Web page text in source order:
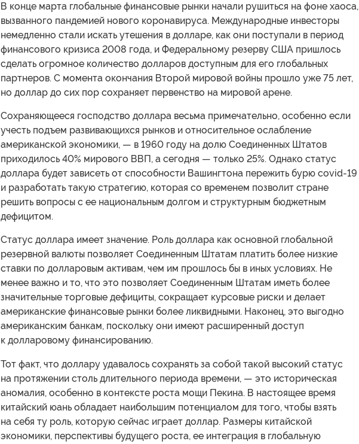
В конце марта глобальные финансовые рынки начали рушиться на фоне хаоса,
вызванного пандемией нового коронавируса. Международные инвесторы
немедленно стали искать утешения в долларе, как они поступали в период
финансового кризиса 2008 года, и Федеральному резерву США пришлось
сделать огромное количество долларов доступным для его глобальных
партнеров. С момента окончания Второй мировой войны прошло уже 75 лет,
но доллар до сих пор сохраняет первенство на мировой арене.
Сохраняющееся господство доллара весьма примечательно, особенно если
учесть подъем развивающихся рынков и относительное ослабление
американской экономики, — в 1960 году на долю Соединенных Штатов
приходилось 40% мирового ВВП, а сегодня — только 25%. Однако статус
доллара будет зависеть от способности Вашингтона пережить бурю сovid-19
и разработать такую стратегию, которая со временем позволит стране
решить вопросы с ее национальным долгом и структурным бюджетным
дефицитом.
Статус доллара имеет значение. Роль доллара как основной глобальной
резервной валюты позволяет Соединенным Штатам платить более низкие
ставки по долларовым активам, чем им прошлось бы в иных условиях. Не
менее важно и то, что это позволяет Соединенным Штатам иметь более
значительные торговые дефициты, сокращает курсовые риски и делает
американские финансовые рынки более ликвидными. Наконец, это выгодно
американским банкам, поскольку они имеют расширенный доступ
к долларовому финансированию.
Тот факт, что доллару удавалось сохранять за собой такой высокий статус
на протяжении столь длительного периода времени, — это историческая
аномалия, особенно в контексте роста мощи Пекина. В настоящее время
китайский юань обладает наибольшим потенциалом для того, чтобы взять
на себя ту роль, которую сейчас играет доллар. Размеры китайской
экономики, перспективы будущего роста, ее интеграция в глобальную